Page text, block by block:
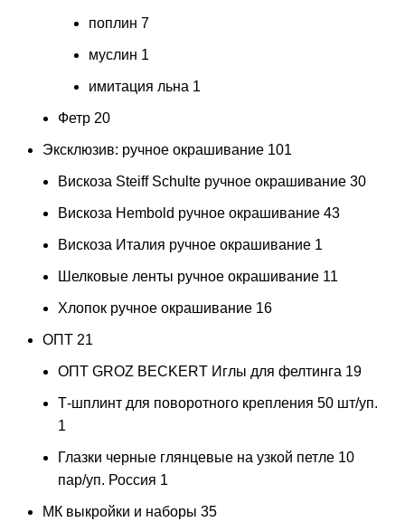
поплин 7
муслин 1
имитация льна 1
Фетр 20
Эксклюзив: ручное окрашивание 101
Вискоза Steiff Schulte ручное окрашивание 30
Вискоза Hembold ручное окрашивание 43
Вискоза Италия ручное окрашивание 1
Шелковые ленты ручное окрашивание 11
Хлопок ручное окрашивание 16
ОПТ 21
ОПТ GROZ BECKERT Иглы для фелтинга 19
Т-шплинт для поворотного крепления 50 шт/уп.
1
Глазки черные глянцевые на узкой петле 10
пар/уп. Россия 1
МК выкройки и наборы 35